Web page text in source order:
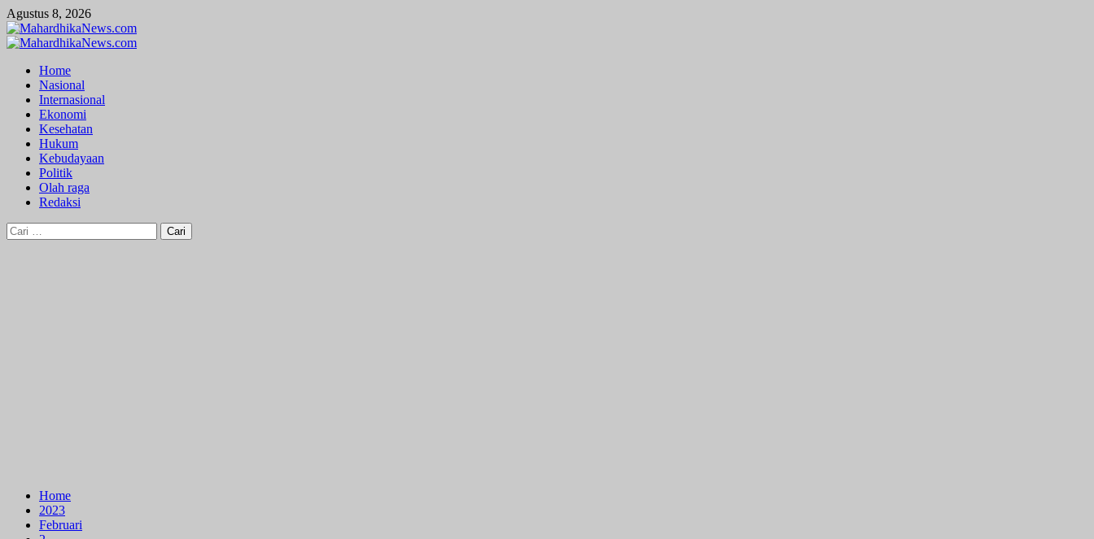
Skip
to
content
Agustus 8, 2026
Primary
Home
Nasional
Internasional
Ekonomi
Kesehatan
Hukum
Kebudayaan
Politik
Olah raga
Redaksi
Cari
untuk:
Home
2023
Februari